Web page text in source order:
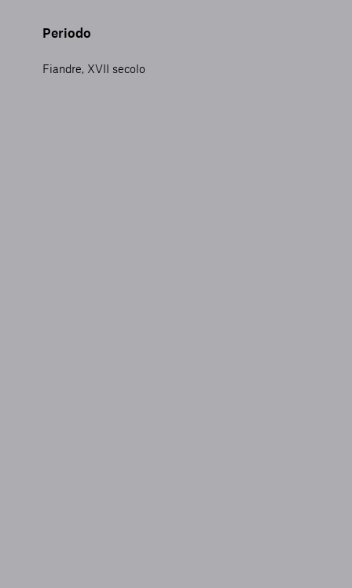
Periodo
Fiandre, XVII secolo